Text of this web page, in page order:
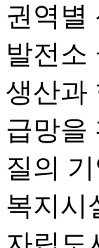
권역별
발전소
생산과
급망을
질의
복지시